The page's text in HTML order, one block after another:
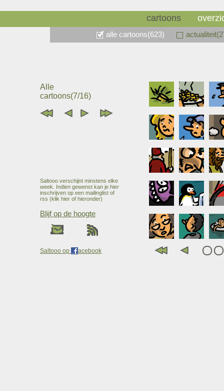
cartoons
alle cartoons(623)
Alle
cartoons(7/16)
Saltooo verschijnt minstens elke
week. Indien gewenst kan je hier
inschrijven op een mailinglist of
rss (klik hier of hieronder)
Blijf op de hoogte
Saltooo op acebook